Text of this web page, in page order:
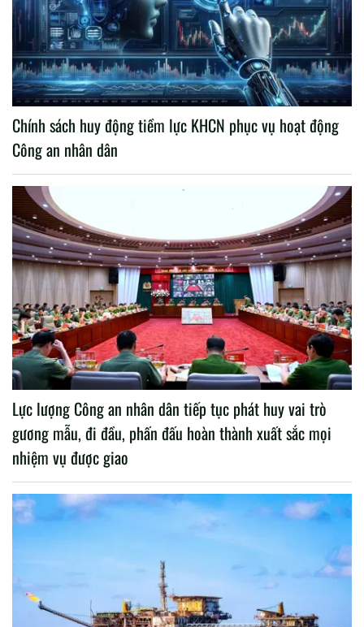
Chính sách huy động tiềm lực KHCN phục vụ hoạt động
Công an nhân dân
Lực lượng Công an nhân dân tiếp tục phát huy vai trò
gương mẫu, đi đầu, phấn đấu hoàn thành xuất sắc mọi
nhiệm vụ được giao